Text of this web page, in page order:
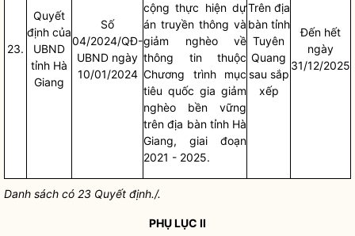
23.
Quyết
định của
UBND
tỉnh Hà
Giang
Số
04/2024/QĐ-
UBND ngày
10/01/2024
cộng thực hiện dự
án truyền thông và
giảm nghèo về
thông tin thuộc
Chương trình mục
tiêu quốc gia giảm
nghèo bền vững
trênđịa bàntỉnh Hà
Giang, giai đoạn
2021 - 2025.
Trên địa
bàntỉnh
Tuyên
Quang
sau sắp
xếp
Đến hết
ngày
31/12/2025
Danh sách có 23 Quyết định./.
PHỤ LỤC II